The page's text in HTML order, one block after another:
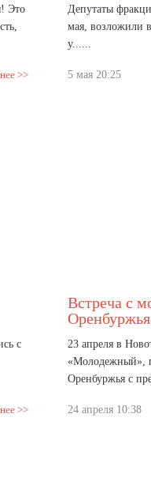
Это
>>
Депутаты
мая, возложили
у......
5 мая 20:25
с
>>
Встреча с
Оренбуржья
23 апреля в
«Молодежный»,
Оренбуржья с
24 апреля 10:38